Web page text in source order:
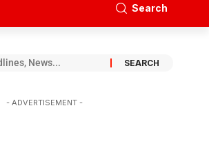
Search
- ADVERTISEMENT -